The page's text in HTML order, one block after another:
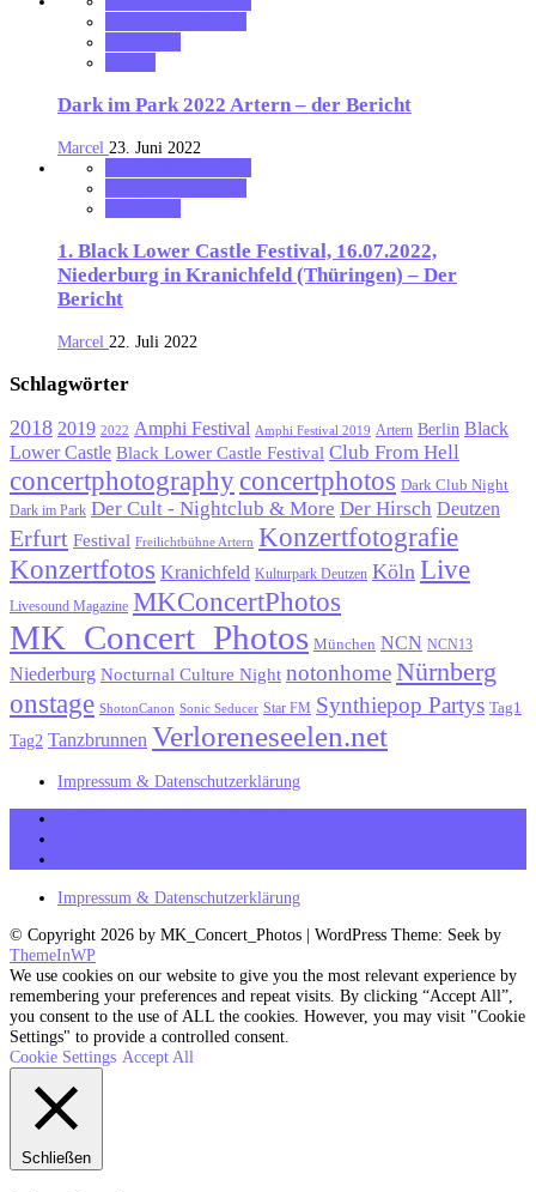
Dark im Park 2022 Artern – der Bericht
Marcel 23. Juni 2022
1. Black Lower Castle Festival, 16.07.2022,
Niederburg in Kranichfeld (Thüringen) – Der
Bericht
Marcel 22. Juli 2022
Schlagwörter
2018 2019 2022 Amphi Festival Amphi Festival 2019 Artern Berlin Black
Lower Castle Black Lower Castle Festival Club From Hell
concertphotographyconcertphotos Dark Club Night
Dark im Park Der Cult - Nightclub & More Der Hirsch Deutzen
Erfurt Festival Freilichtbühne Artern Konzertfotografie
Konzertfotos Kranichfeld Kulturpark Deutzen Köln Live
Livesound Magazine MKConcertPhotos
MK_Concert_Photos München NCN NCN13
Niederburg Nocturnal Culture Night notonhome Nürnberg
onstage ShotonCanon Sonic Seducer Star FM Synthiepop Partys Tag1
Tag2 Tanzbrunnen Verloreneseelen.net
Impressum & Datenschutzerklärung
Impressum & Datenschutzerklärung
© Copyright 2026 by MK_Concert_Photos | WordPress Theme: Seek by
ThemeInWP
We use cookies on our website to give you the most relevant experience by
remembering your preferences and repeat visits. By clicking “Accept All”,
you consent to the use of ALL the cookies. However, you may visit "Cookie
Settings" to provide a controlled consent.
Cookie Settings Accept All
Schließen